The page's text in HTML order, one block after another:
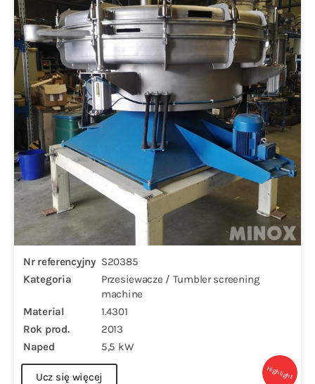
Highlight
Nr referencyjny S20385
Kategoria
Przesiewacze / Tumbler screening
machine
Material
1.4301
Rok prod.
2013
Naped
5,5 kW
Ucz się więcej